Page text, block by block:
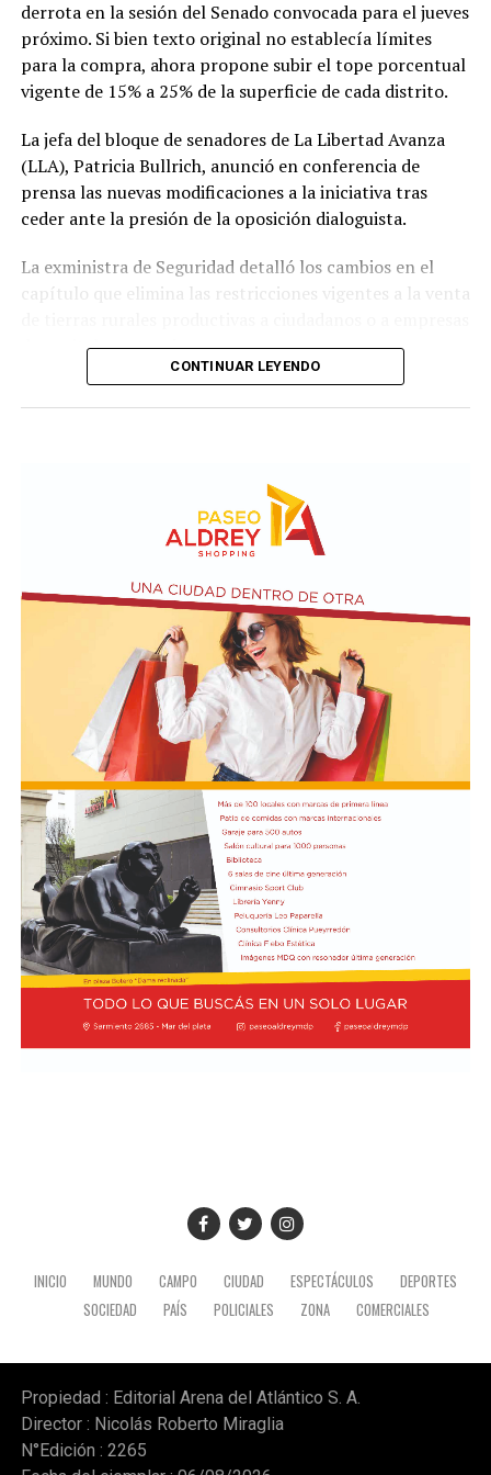
gira que se extenderá hasta el fin de semana antes de su
regreso a Buenos Aires.
derrota en la sesión del Senado convocada para el jueves
próximo. Si bien texto original no establecía límites
para la compra, ahora propone subir el tope porcentual
vigente de 15% a 25% de la superficie de cada distrito.
La jefa del bloque de senadores de La Libertad Avanza
(LLA), Patricia Bullrich, anunció en conferencia de
prensa las nuevas modificaciones a la iniciativa tras
ceder ante la presión de la oposición dialoguista.
La exministra de Seguridad detalló los cambios en el
capítulo que elimina las restricciones vigentes a la venta
de capitales extranjeros.
Por otro lado, la iniciativa introduce un agregado sobre
el artículo 4 de Ley N° 21.499 relacionada a las
En la conferencia de prensa acompañaron a Bullrich los
presidentes de las comisiones de Asuntos
Constitucionales, Agustín Coto (LLA-Tierra del Fuego),
y de Legislación General, Nadia Márquez (LLA-Neuquén).
FOTO: Bullrich, durante la conferencia de prensa en el
Senado. Rodrigo Néspolo/LA NACIÓN
CONTINUAR LEYENDO
INICIO MUNDO CAMPO CIUDAD ESPECTÁCULOS
DEPORTES
SOCIEDAD
PAÍS POLICIALES ZONA COMERCIALES
Propiedad : Editorial Arena del Atlántico S. A.
Director : Nicolás Roberto Miraglia
N°Edición : 2265